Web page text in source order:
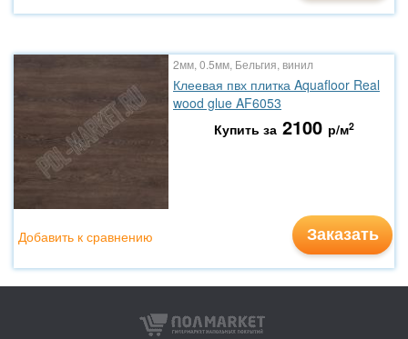
2мм, 0.5мм, Бельгия, винил
Клеевая пвх плитка Aquafloor Real
wood glue AF6053
Купить за 2100 р/м2
Заказать
Добавить к сравнению